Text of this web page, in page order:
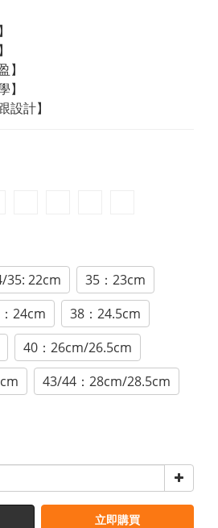
】
】
設計】
35: 22cm
35：23cm
24cm
38：24.5cm
40：26cm/26.5cm
43/44：28cm/28.5cm
立即購買